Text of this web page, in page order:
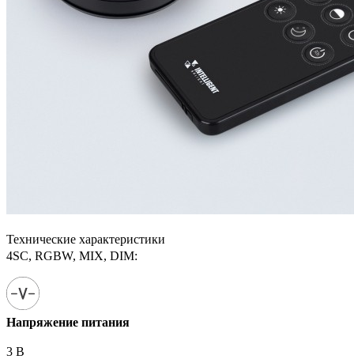
Технические характеристики
4SC, RGBW, MIX, DIM:
Напряжение питания
3 В